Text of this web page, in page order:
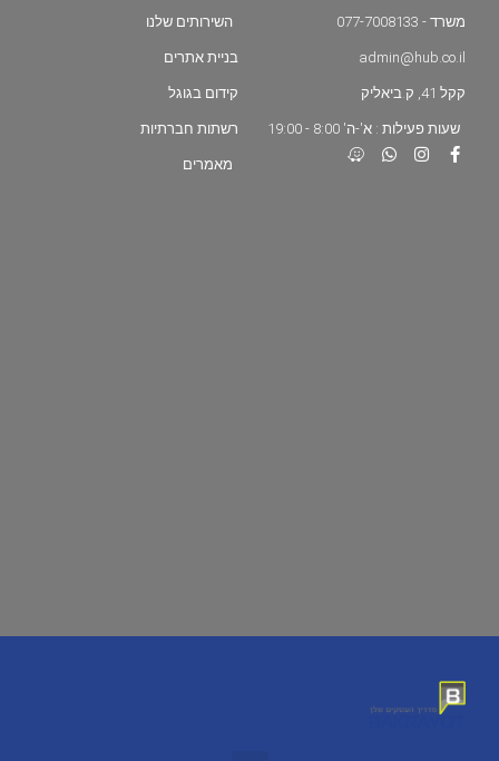
משרד - 077-7008133
admin@hub.co.il
קקל 41, ק.ביאליק
שעות פעילות : א'-ה' 8:00 - 19:00
השירותים שלנו
בניית אתרים
קידום בגוגל
רשתות חברתיות
מאמרים